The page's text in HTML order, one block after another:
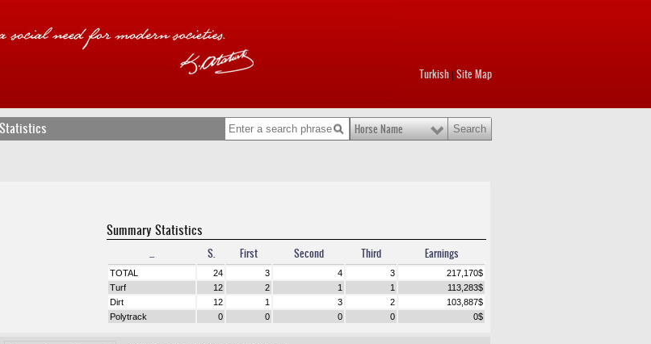
Turkish Site Map
Statistics Horse Name
Summary Statistics
... S. First Second Third Earnings
TOTAL 24 3 4 3 217,170$
Turf
12 2 1 1 113,283$
Dirt
12 1 3 2 103,887$
Polytrack
0 0 0 0 0$